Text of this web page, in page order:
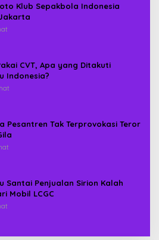
Klub Sepakbola Indonesia
CVT, Apa yang Ditakuti
Indonesia?
Pesantren Tak Terprovokasi Teror
Santai Penjualan Sirion Kalah
Mobil LCGC